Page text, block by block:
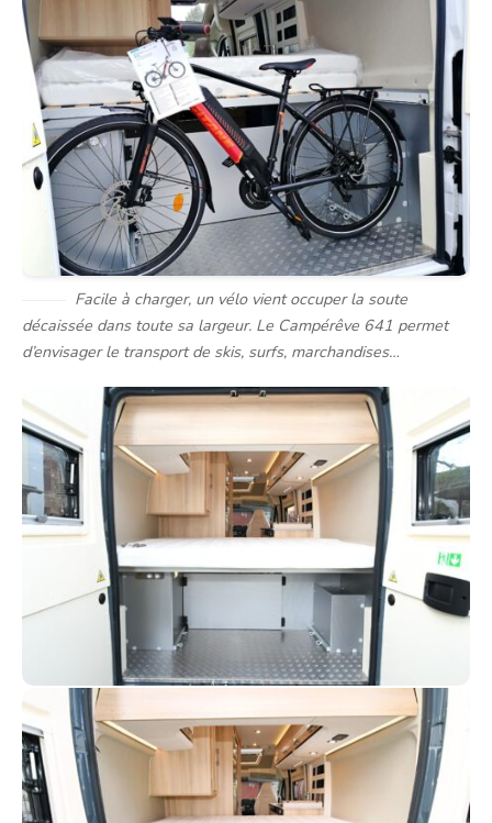
Facile à charger, un vélo vient occuper la soute
décaissée dans toute sa largeur. Le Campérêve 641 permet
d’envisager le transport de skis, surfs, marchandises…